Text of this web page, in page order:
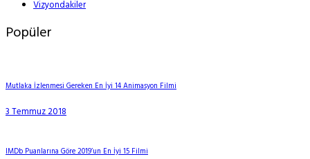
Vizyondakiler
Popüler
Mutlaka İzlenmesi Gereken En İyi 14 Animasyon Filmi
3 Temmuz 2018
IMDb Puanlarına Göre 2019’un En İyi 15 Filmi